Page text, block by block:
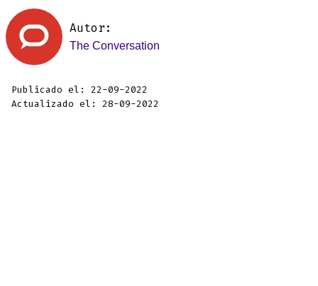
Autor:
The Conversation
Publicado el: 22-09-2022
Actualizado el: 28-09-2022